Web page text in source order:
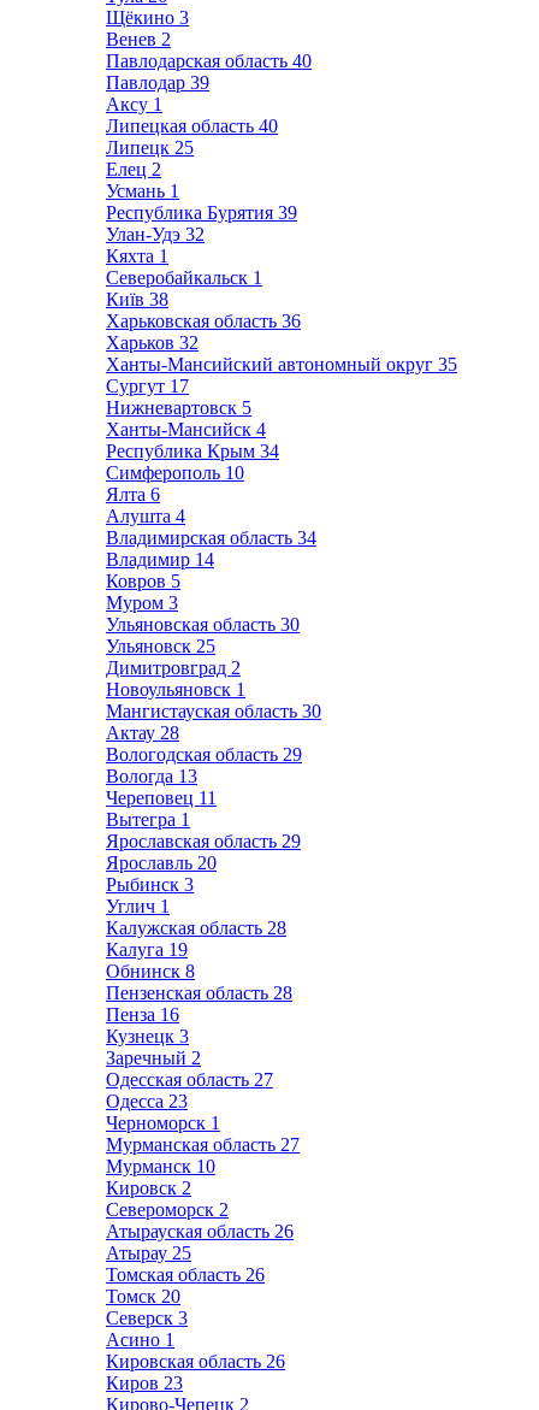
Щёкино 3
Венев 2
Павлодарская область 40
Павлодар 39
Аксу 1
Липецкая область 40
Липецк 25
Елец 2
Усмань 1
Республика Бурятия 39
Улан-Удэ 32
Кяхта 1
Северобайкальск 1
Київ 38
Харьковская область 36
Харьков 32
Ханты-Мансийский автономный округ 35
Сургут 17
Нижневартовск 5
Ханты-Мансийск 4
Республика Крым 34
Симферополь 10
Ялта 6
Алушта 4
Владимирская область 34
Владимир 14
Ковров 5
Муром 3
Ульяновская область 30
Ульяновск 25
Димитровград 2
Новоульяновск 1
Мангистауская область 30
Актау 28
Вологодская область 29
Вологда 13
Череповец 11
Вытегра 1
Ярославская область 29
Ярославль 20
Рыбинск 3
Углич 1
Калужская область 28
Калуга 19
Обнинск 8
Пензенская область 28
Пенза 16
Кузнецк 3
Заречный 2
Одесская область 27
Одесса 23
Черноморск 1
Мурманская область 27
Мурманск 10
Кировск 2
Североморск 2
Атырауская область 26
Атырау 25
Томская область 26
Томск 20
Северск 3
Асино 1
Кировская область 26
Киров 23
Кирово-Чепецк 2